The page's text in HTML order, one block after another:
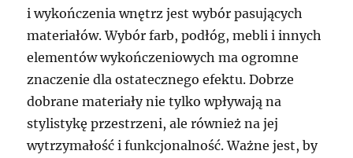
i wykończenia wnętrz jest wybór pasujących
materiałów. Wybór farb, podłóg, mebli i innych
elementów wykończeniowych ma ogromne
znaczenie dla ostatecznego efektu. Dobrze
dobrane materiały nie tylko wpływają na
stylistykę przestrzeni, ale również na jej
wytrzymałość i funkcjonalność. Ważne jest, by